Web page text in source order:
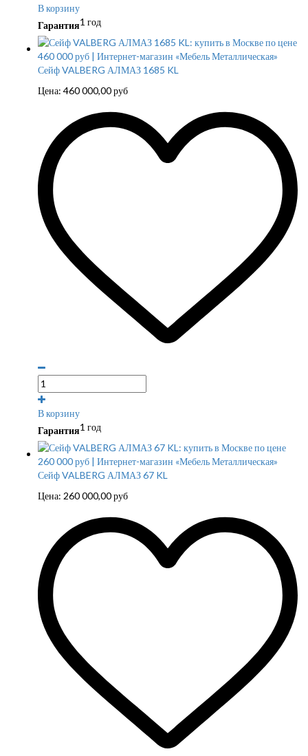
В корзину
Гарантия1 год
Сейф VALBERG АЛМАЗ 1685 KL
Цена: 460 000,00руб
В корзину
Гарантия1 год
Сейф VALBERG АЛМАЗ 67 KL
Цена: 260 000,00руб